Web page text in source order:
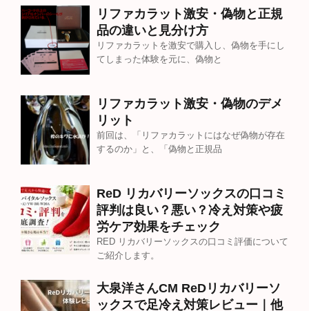
リファカラット激安・偽物と正規
品の違いと見分け方
リファカラットを激安で購入し、偽物を手にし
てしまった体験を元に、偽物と
リファカラット激安・偽物のデメ
リット
前回は、「リファカラットにはなぜ偽物が存在
するのか」と、「偽物と正規品
ReD リカバリーソックスの口コミ
評判は良い？悪い？冷え対策や疲
労ケア効果をチェック
RED リカバリーソックスの口コミ評価について
ご紹介します。
大泉洋さんCM ReDリカバリーソ
ックスで足冷え対策レビュー｜他